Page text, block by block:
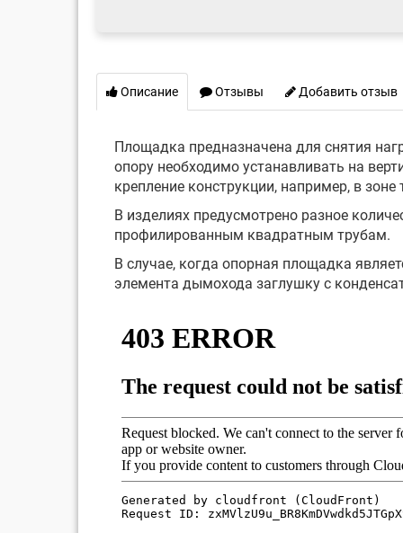
Описание Отзывы Добавить отзыв
Площадка предназначена для снятия
опору необходимо устанавливать на
крепление конструкции, например, в зоне
В изделиях предусмотрено разное
профилированным квадратным трубам.
В случае, когда опорная площадка
элемента дымохода заглушку с